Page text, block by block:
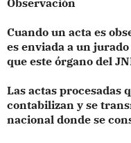
Observación
Cuando un acta es
es enviada a un
que este órgano del
Las actas procesadas
contabilizan y se
nacional donde se